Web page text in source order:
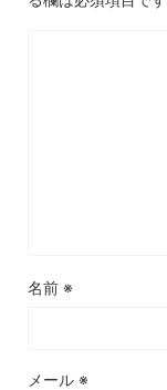
名前 ※
メール ※